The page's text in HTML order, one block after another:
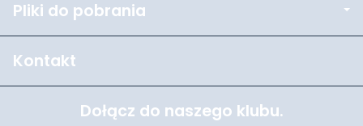
Pliki do pobrania
Kontakt
Dołącz do naszego klubu.